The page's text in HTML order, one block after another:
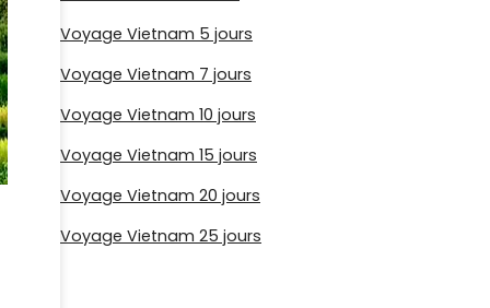
Voyage Vietnam 5 jours
Voyage Vietnam 7 jours
Voyage Vietnam 10 jours
Voyage Vietnam 15 jours
Voyage Vietnam 20 jours
Voyage Vietnam 25 jours